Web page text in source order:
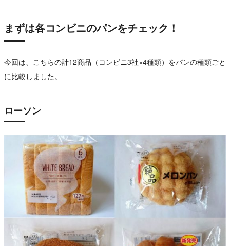
まずは各コンビニのパンをチェック！
今回は、こちらの計12商品（コンビニ3社×4種類）をパンの種類ごと
に比較しました。
ローソン